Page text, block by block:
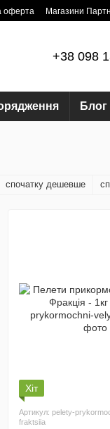
оферта Магазини
+38 098
Блог
спочатку дешевше
Хіт
Артикул: pelety-
fraktsiia